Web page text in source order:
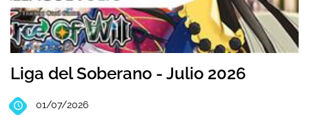
Liga del Soberano - Julio 2026
01/07/2026